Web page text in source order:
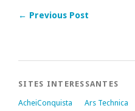
← Previous Post
SITES INTERESSANTES
AcheiConquista Ars Technica